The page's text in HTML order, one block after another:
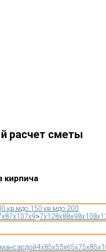
расчет сметы
кирпича
кв.мдо 150 кв.мдо 200
7x107x9>7x128x88x98x10
4x85x55x65x75x8